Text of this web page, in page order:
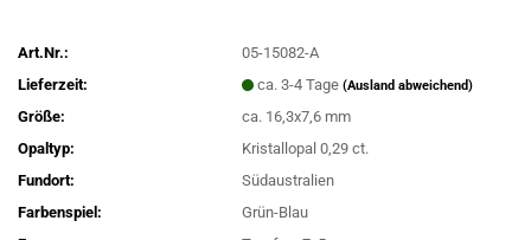
Art.Nr.:
05-15082-A
Lieferzeit:
ca. 3-4 Tage(Ausland abweichend)
Größe:
ca. 16,3x7,6 mm
Opaltyp:
Kristallopal 0,29 ct.
Fundort:
Südaustralien
Farbenspiel:
Grün-Blau